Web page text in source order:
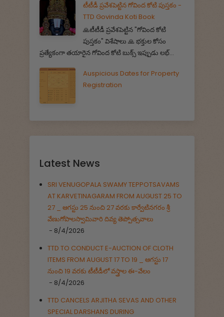
టీటీడీ ప్రవేశపెట్టిన గోవింద కోటి పుస్తకం -
TTD Govinda Koti Book
🙏టీటీడీ ప్రవేశపెట్టిన "గోవింద కోటి
పుస్తకం" విశేషాలు 🙏 భక్తుల కోసం
ప్రత్యేకంగా తయారైన గోవింద కోటి బుక్స్ ఇప్పుడు లభ్...
Auspicious Dates for Property
Registration
Latest News
SRI VENUGOPALA SWAMY TEPPOTSAVAMS
AT KARVETINAGARAM FROM AUGUST 25 TO
27 _ ఆగస్టు 25 నుంచి 27 వరకు కార్వేటినగరం శ్రీ
వేణుగోపాలస్వామివారి దివ్య తెప్పోత్సవాలు
- 8/4/2026
TTD TO CONDUCT E-AUCTION OF CLOTH
ITEMS FROM AUGUST 17 TO 19 _ ఆగస్టు 17
నుంచి 19 వరకు టీటీడీలో వస్త్రాల ఈ-వేలం
- 8/4/2026
TTD CANCELS ARJITHA SEVAS AND OTHER
SPECIAL DARSHANS DURING